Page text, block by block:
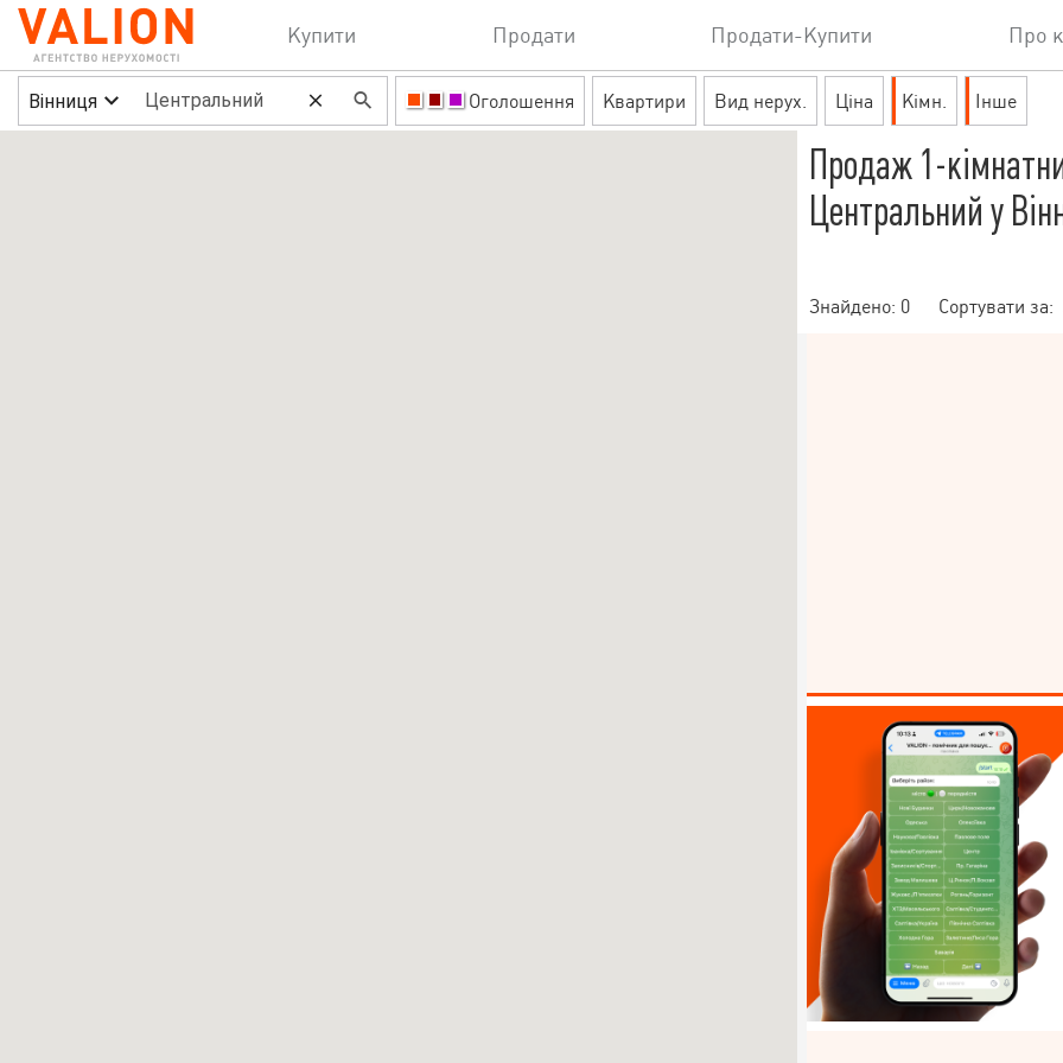
Купити Продати Продати-Купити Про
Вінниця Оголошення Квартири Вид нерух. Ціна Кімн. Інше
Продаж 1-
Центральний у
Знайдено: 0 Сортувати за: